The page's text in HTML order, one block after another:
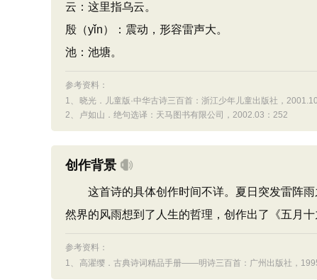
云：这里指乌云。
殷（yǐn）：震动，形容雷声大。
池：池塘。
参考资料：
1、
晓光．儿童版·中华古诗三百首：浙江少年儿童出版社，
2、
卢如山．绝句选译：天马图书有限公司，2002.03：252
创作背景
这首诗的具体创作时间不详。夏日突发雷阵雨
然界的风雨想到了人生的哲理，创作出了《五月十
参考资料：
1、 高濯缨．古典诗词精品手册——明诗三百首：广州出版社，